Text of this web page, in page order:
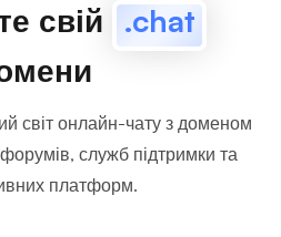
свій .chat
світ онлайн-чату з доменом
служб підтримки та
платформ.